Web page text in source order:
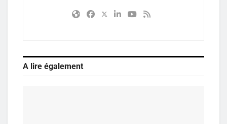
A lire également